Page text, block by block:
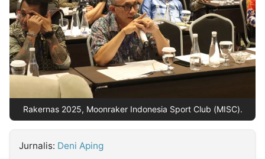
Insight
NTB
Suara
Time
Lens
IDN
Daily
Jogja
Jalan
Rakyat
Idealita
News
Kita
Notice
Dinamikapost.com
Radar
Baru
Seedbacklink
Follow
Kabarbaru
Rakernas 2025, Moonraker Indonesia Sport Club (MISC).
Jurnalis: Deni Aping